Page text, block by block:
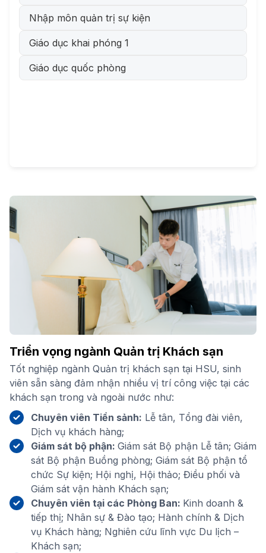
Nhập môn quản trị sự kiện
Giáo dục khai phóng 1
Giáo dục quốc phòng
Triển vọng ngành Quản trị Khách sạn
Tốt nghiệp ngành Quản trị khách sạn tại HSU, sinh
viên sẵn sàng đảm nhận nhiều vị trí công việc tại các
khách sạn trong và ngoài nước như:
Chuyên viên Tiền sảnh: Lễ tân, Tổng đài viên,
Dịch vụ khách hàng;
Giám sát bộ phận: Giám sát Bộ phận Lễ tân; Giám
sát Bộ phận Buồng phòng; Giám sát Bộ phận tổ
chức Sự kiện; Hội nghị, Hội thảo; Điều phối và
Giám sát vận hành Khách sạn;
Chuyên viên tại các Phòng Ban: Kinh doanh &
tiếp thị; Nhân sự & Đào tạo; Hành chính & Dịch
vụ Khách hàng; Nghiên cứu lĩnh vực Du lịch –
Khách sạn;